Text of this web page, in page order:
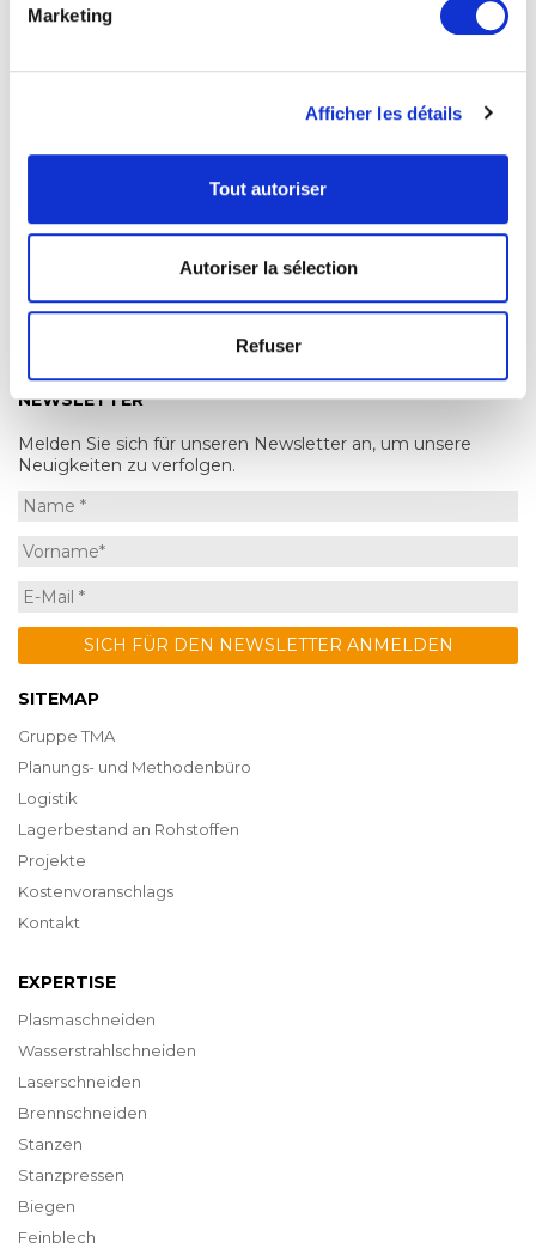
Marketing
Afficher les détails
Tout autoriser
Autoriser la sélection
Refuser
NEUES ANGEBOT DER TMA GRUPPE:
NEWSLETTER
Melden Sie sich für unseren Newsletter an, um unsere
Neuigkeiten zu verfolgen.
SITEMAP
Gruppe TMA
Planungs- und Methodenbüro
Logistik
Lagerbestand an Rohstoffen
Projekte
Kostenvoranschlags
Kontakt
EXPERTISE
Plasmaschneiden
Wasserstrahlschneiden
Laserschneiden
Brennschneiden
Stanzen
Stanzpressen
Biegen
Feinblech